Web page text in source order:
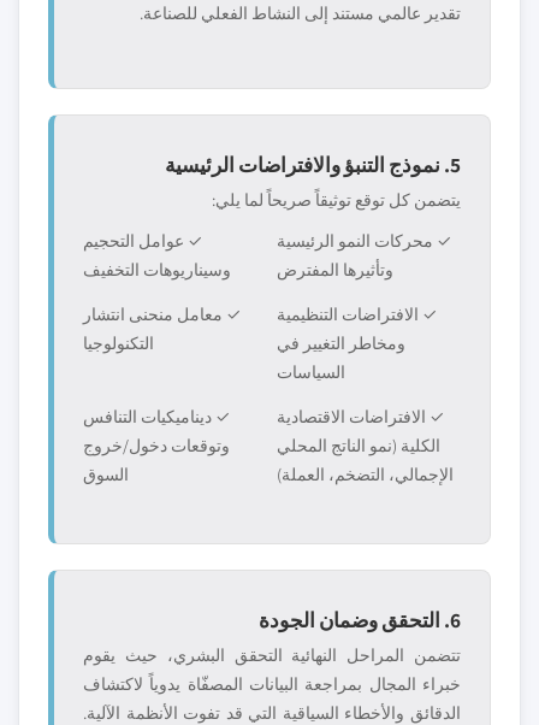
تقدير عالمي مستند إلى النشاط الفعلي للصناعة.
5. نموذج التنبؤ والافتراضات الرئيسية
يتضمن كل توقع توثيقاً صريحاً لما يلي:
✓ محركات النمو الرئيسية
وتأثيرها المفترض
✓ عوامل التحجيم
وسيناريوهات التخفيف
✓ الافتراضات التنظيمية
ومخاطر التغيير في
السياسات
✓ معامل منحنى انتشار
التكنولوجيا
✓ الافتراضات الاقتصادية
الكلية (نمو الناتج المحلي
الإجمالي، التضخم، العملة)
✓ ديناميكيات التنافس
وتوقعات دخول/خروج
السوق
6. التحقق وضمان الجودة
تتضمن المراحل النهائية التحقق البشري، حيث يقوم
خبراء المجال بمراجعة البيانات المصفّاة يدوياً لاكتشاف
الدقائق والأخطاء السياقية التي قد تفوت الأنظمة الآلية.